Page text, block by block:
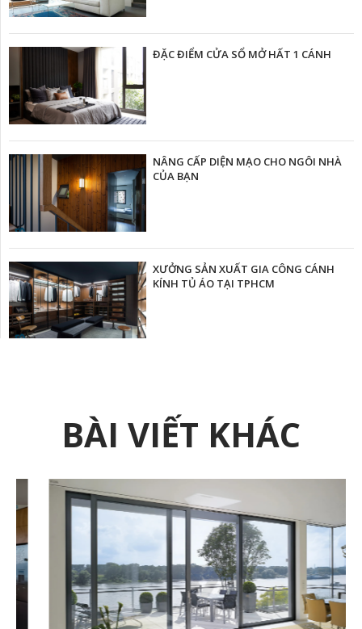
ĐẶC ĐIỂM CỬA SỔ MỞ HẤT 1 CÁNH
NÂNG CẤP DIỆN MẠO CHO NGÔI NHÀ
CỦA BẠN
XƯỞNG SẢN XUẤT GIA CÔNG CÁNH
KÍNH TỦ ÁO TẠI TPHCM
BÀI VIẾT KHÁC